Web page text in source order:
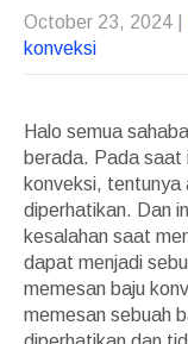
October 23, 2024
konveksi
Halo semua
berada. Pada saat
konveksi, tentunya
diperhatikan. Dan
kesalahan saat
dapat menjadi
memesan baju
memesan sebuah